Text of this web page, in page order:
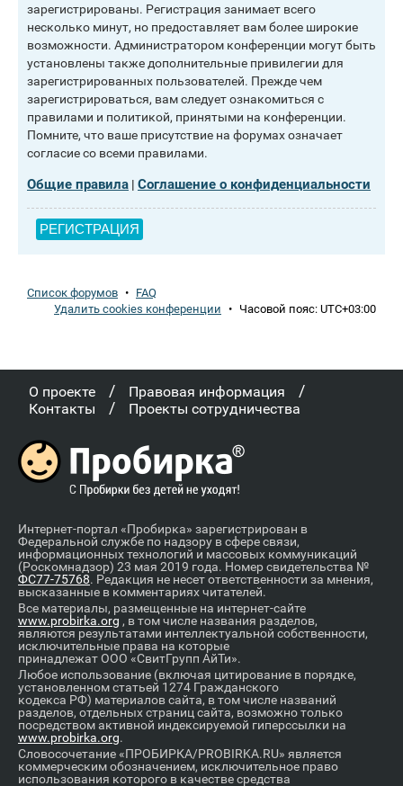
зарегистрированы. Регистрация занимает всего
несколько минут, но предоставляет вам более широкие
возможности. Администратором конференции могут быть
установлены также дополнительные привилегии для
зарегистрированных пользователей. Прежде чем
зарегистрироваться, вам следует ознакомиться с
правилами и политикой, принятыми на конференции.
Помните, что ваше присутствие на форумах означает
согласие со всеми правилами.
Общие правила | Соглашение о конфиденциальности
РЕГИСТРАЦИЯ
Список форумов • FAQ
Удалить cookies конференции • Часовой пояс: UTC+03:00
О проекте / Правовая информация /
Контакты / Проекты сотрудничества
Интернет-портал «Пробирка» зарегистрирован в
Федеральной службе по надзору в сфере связи,
информационных технологий и массовых коммуникаций
(Роскомнадзор) 23 мая 2019 года. Номер свидетельства №
ФС77-75768. Редакция не несет ответственности за мнения,
высказанные в комментариях читателей.
Все материалы, размещенные на интернет-сайте
www.probirka.org , в том числе названия разделов,
являются результатами интеллектуальной собственности,
исключительные права на которые
принадлежат ООО «СвитГрупп АйТи».
Любое использование (включая цитирование в порядке,
установленном статьей 1274 Гражданского
кодекса РФ) материалов сайта, в том числе названий
разделов, отдельных страниц сайта, возможно только
посредством активной индексируемой гиперссылки на
www.probirka.org.
Словосочетание «ПРОБИРКА/PROBIRKA.RU» является
коммерческим обозначением, исключительное право
использования которого в качестве средства